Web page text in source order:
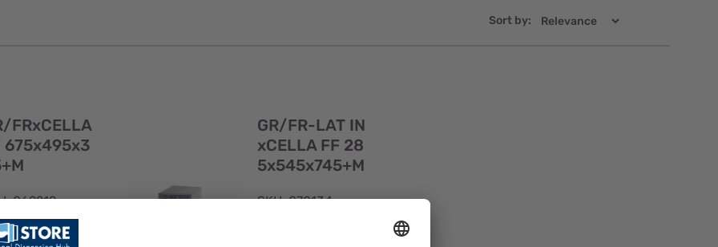
Sort by:
FRxCELLA
675x495x3
069219
GR/FR-LAT IN
xCELLA FF 28
5x545x745+M
SKU: 070134